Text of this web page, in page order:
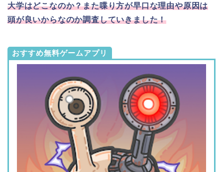
大学はどこなのか？また喋り方が早口な理由や原因は
頭が良いからなのか調査していきました！
おすすめ無料ゲームアプリ